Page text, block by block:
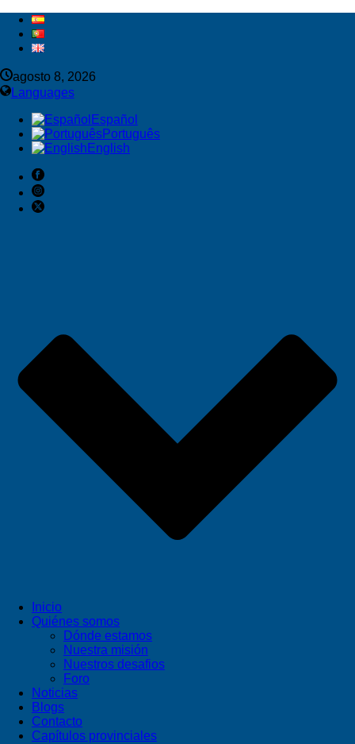
agosto 8, 2026
Languages
Español
Português
English
Inicio
Quiénes somos
Dónde estamos
Nuestra misión
Nuestros desafios
Foro
Noticias
Blogs
Contacto
Capítulos provinciales